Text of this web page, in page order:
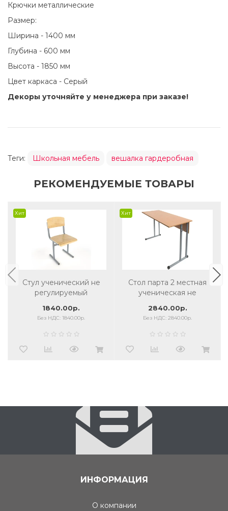
Крючки металлические
Размер:
Ширина - 1400 мм
Глубина - 600 мм
Высота - 1850 мм
Цвет каркаса - Серый
Декоры уточняйте у менеджера при заказе!
Теги: Школьная мебель вешалка гардеробная
РЕКОМЕНДУЕМЫЕ ТОВАРЫ
Хит
Стул ученический не
регулируемый
1840.00р.
Без НДС: 1840.00р.
Хит
Стол парта 2 местная
ученическая не
2840.00р.
Без НДС: 2840.00р.
ИНФОРМАЦИЯ
О компании